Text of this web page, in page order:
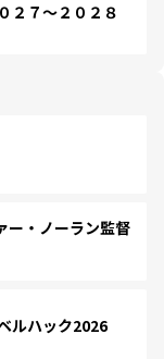
７～２０２８
・ノーラン監督
ルハック2026